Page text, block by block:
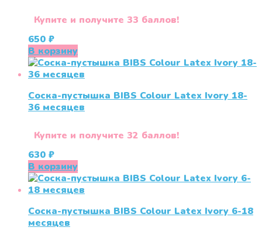
Купите и получите 33 баллов!
650 ₽
В корзину
Соска-пустышка BIBS Colour Latex Ivory 18-
36 меcяцев
Купите и получите 32 баллов!
630 ₽
В корзину
Соска-пустышка BIBS Colour Latex Ivory 6-18
меcяцев